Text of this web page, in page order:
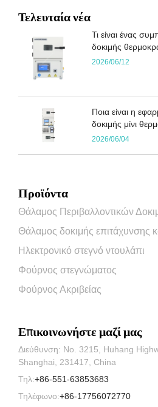
Τελευταία νέα
Τι είναι ένας
δοκιμής
2026/06/12
Ποια είναι η
δοκιμής μίνι
2026/06/04
Προϊόντα
Θάλαμος Περιβαλλοντικών
Θάλαμος δοκιμής επιτάχυνσης
Ηλεκτρονικό στεγνό ντουλάπι
Φούρνος στεγνώματος
Φούρνος Ακριβείας
Επικοινωνήστε μαζί μας
Διεύθυνση: No. 3215, Huhang
Shanghai, 231417, China
Τηλ:+86-551-63853683
Τηλέφωνο:+86-17756072770